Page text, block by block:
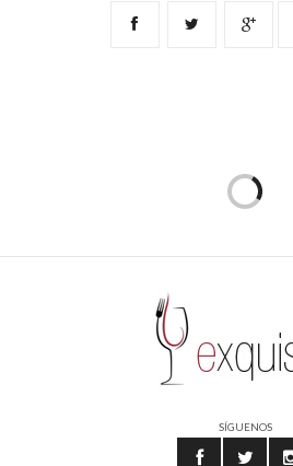
SÍGUENOS